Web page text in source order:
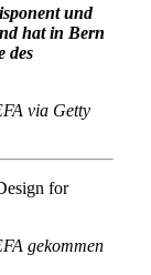
und
hat in Bern
des
via Getty
for
gekommen